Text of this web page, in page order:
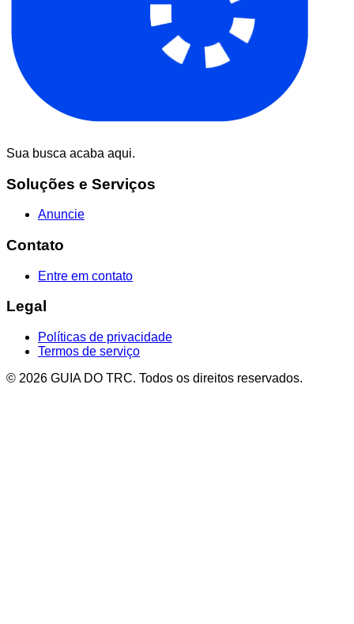
Sua busca acaba aqui.
Soluções e Serviços
Anuncie
Contato
Entre em contato
Legal
Políticas de privacidade
Termos de serviço
© 2026 GUIA DO TRC. Todos os direitos reservados.